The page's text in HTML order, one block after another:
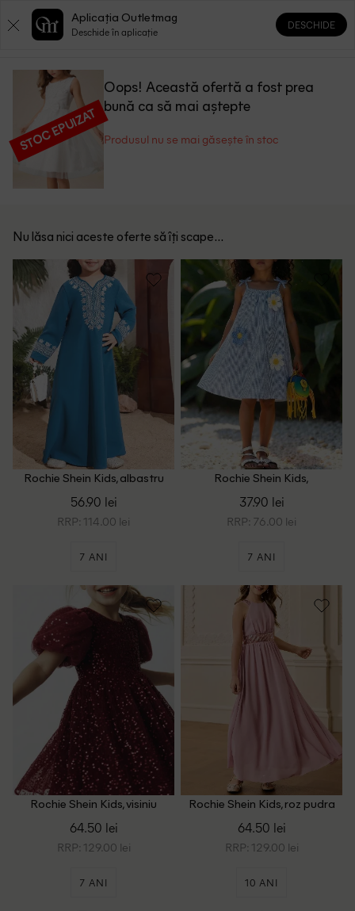
0 0
STOC EPUIZAT
Oops! Această ofertă a fost prea
bună ca să mai aștepte
Produsul nu se mai găsește în stoc
Nu lăsa nici aceste oferte să îți scape...
Rochie Shein Kids, albastru
56.90 lei
RRP: 114.00 lei
7 ANI
Rochie Shein Kids,
37.90 lei
RRP: 76.00 lei
7 ANI
Rochie Shein Kids, visiniu
64.50 lei
RRP: 129.00 lei
7 ANI
Rochie Shein Kids, roz pudra
64.50 lei
RRP: 129.00 lei
10 ANI
Aplicația Outletmag
Deschide în aplicație
DESCHIDE